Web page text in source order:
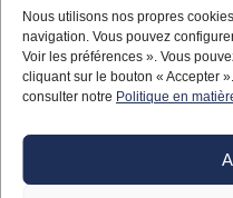
Nous utilisons nos propres
navigation. Vous pouvez
Voir les préférences ». Vous
cliquant sur le bouton « Accepter
consulter notre Politique en
TORQUEMETER